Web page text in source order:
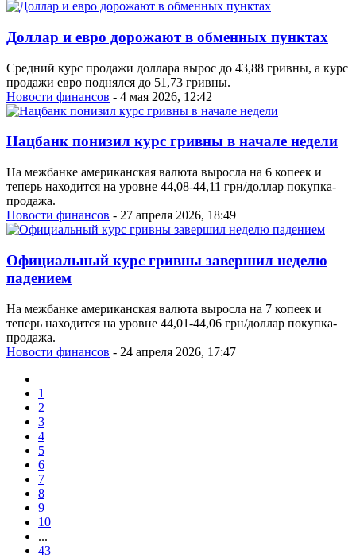
Доллар и евро дорожают в обменных пунктах
Средний курс продажи доллара вырос до 43,88 гривны, а курс
продажи евро поднялся до 51,73 гривны.
Новости финансов - 4 мая 2026, 12:42
Нацбанк понизил курс гривны в начале недели
На межбанке американская валюта выросла на 6 копеек и
теперь находится на уровне 44,08-44,11 грн/доллар покупка-
продажа.
Новости финансов - 27 апреля 2026, 18:49
Официальный курс гривны завершил неделю
падением
На межбанке американская валюта выросла на 7 копеек и
теперь находится на уровне 44,01-44,06 грн/доллар покупка-
продажа.
Новости финансов - 24 апреля 2026, 17:47
1
2
3
4
5
6
7
8
9
10
...
43